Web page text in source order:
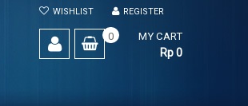
WISHLIST REGISTER
MY CART
0
Rp 0